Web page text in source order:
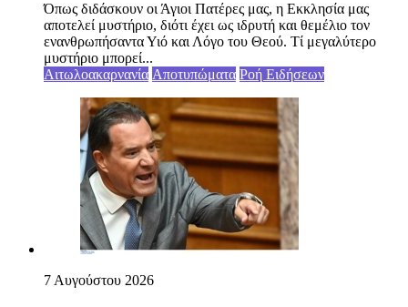
Όπως διδάσκουν οι Άγιοι Πατέρες μας, η Εκκλησία μας
αποτελεί μυστήριο, διότι έχει ως ιδρυτή και θεμέλιο τον
ενανθρωπήσαντα Υιό και Λόγο του Θεού. Τί μεγαλύτερο
μυστήριο μπορεί...
Αιτωλοακαρνανία Αποτυπώματα Ροή Ειδήσεων
7 Αυγούστου 2026